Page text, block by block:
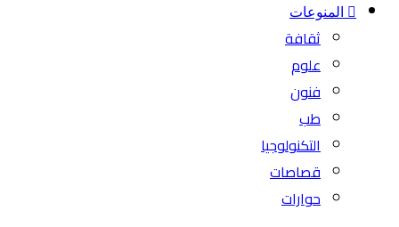
المنوعات
ثقافة
علوم
فنون
طب
التكنولوجيا
قصاصات
حوارات